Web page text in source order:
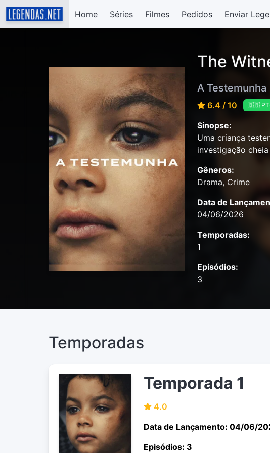
Home Séries Filmes Pedidos Enviar
The
A Testemunha
6.4 / 10 🇧🇷
Sinopse:
Uma criança
investigação
Gêneros:
Drama, Crime
Data de
04/06/2026
Temporadas:
1
Episódios:
3
Temporadas
Temporada 1
4.0
Data de Lançamento: 04/06/
Episódios: 3